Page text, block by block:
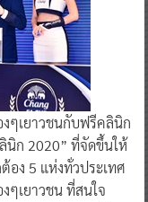
ๆเยาวชนกับฟรีคลินิก
นิก 2020” ที่จัดขึ้นให้
อง 5 แห่งทั่วประเทศ
ๆเยาวชน ที่สนใจ